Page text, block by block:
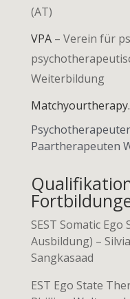
(AT)
VPA– Verein für
Weiterbildung
Paartherapeuten
SEST Somatic
Ausbildung) –
Sangkasaad
EST Ego State